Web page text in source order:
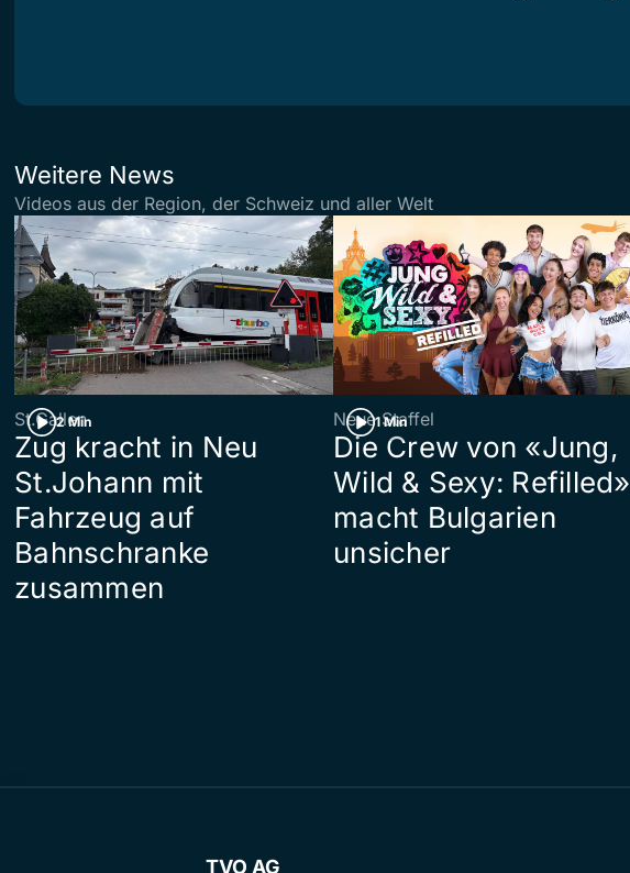
Weitere News
Videos aus der Region, der Schweiz und aller Welt
2 Min
St.Gallen
Zug kracht in Neu
St.Johann mit
Fahrzeug auf
Bahnschranke
zusammen
1 Min
Neue Staffel
Die Crew von «Jung,
Wild & Sexy: Refilled»
macht Bulgarien
unsicher
TVO AG